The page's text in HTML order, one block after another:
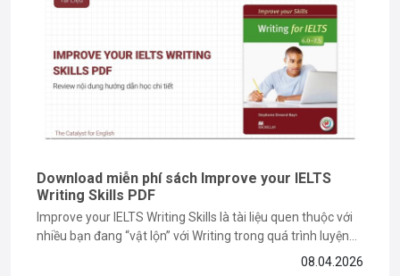
Download miễn phí sách Improve your IELTS
Writing Skills PDF
Improve your IELTS Writing Skills là tài liệu quen thuộc với
nhiều bạn đang “vật lộn” với Writing trong quá trình luyện
thi IELTS. Nhưng liệu cuốn sách này có thực sự giúp bạn
08.04.2026